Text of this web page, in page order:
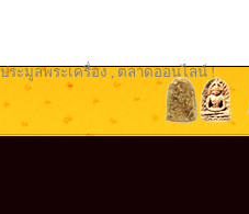
ประมูลพระเครื่อง , ตลาดออนไลน์ !